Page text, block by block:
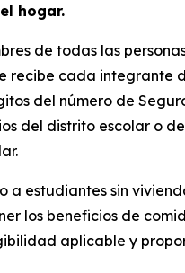
hogar.
de todas las
recibe cada integrante
del número de
del distrito escolar o
estudiantes sin
los beneficios de
aplicable y